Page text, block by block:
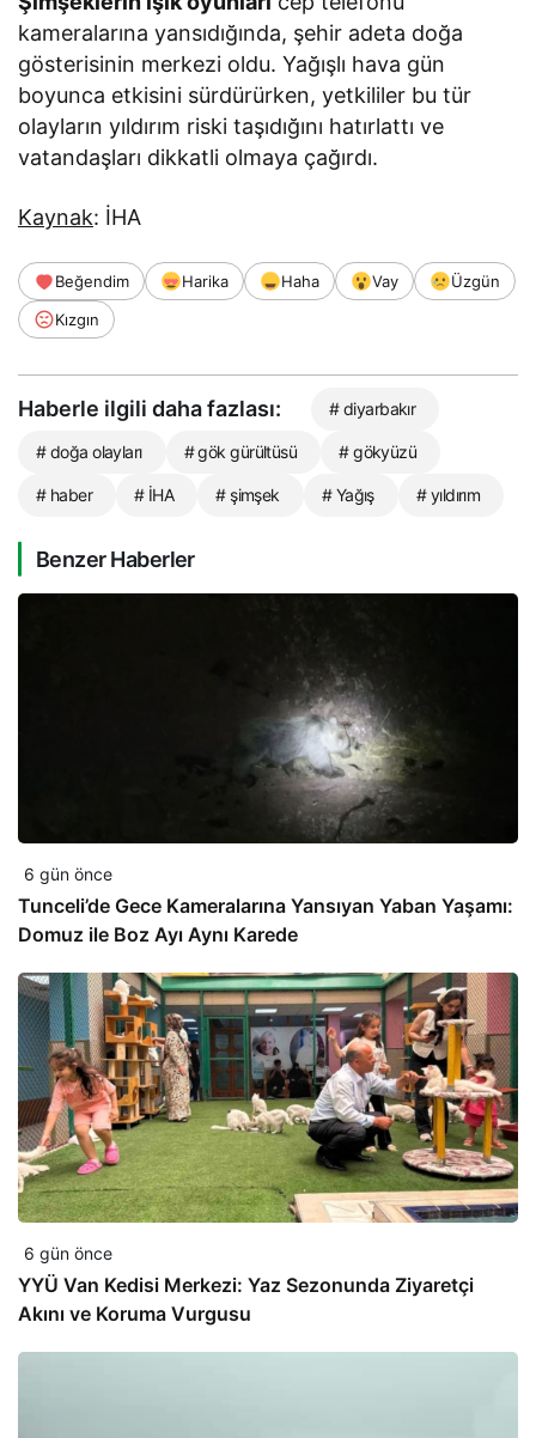
kameralarına yansıdığında, şehir adeta doğa
gösterisinin merkezi oldu. Yağışlı hava gün
boyunca etkisini sürdürürken, yetkililer bu tür
olayların yıldırım riski taşıdığını hatırlattı ve
vatandaşları dikkatli olmaya çağırdı.
Kaynak: İHA
Beğendim Harika Haha Vay
Üzgün
Kızgın
Haberle ilgili daha fazlası: # diyarbakır
# doğa olayları # gök gürültüsü # gökyüzü
# haber # İHA # şimşek # Yağış # yıldırım
Benzer Haberler
6 gün önce
Tunceli’de Gece Kameralarına Yansıyan Yaban Yaşamı:
Domuz ile Boz Ayı Aynı Karede
6 gün önce
YYÜ Van Kedisi Merkezi: Yaz Sezonunda Ziyaretçi
Akını ve Koruma Vurgusu